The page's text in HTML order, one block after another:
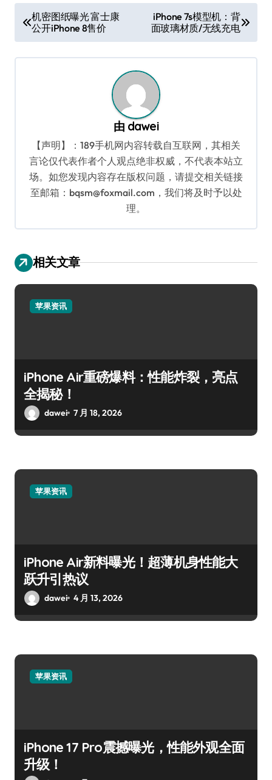
章
导
机密图纸曝光 富士康
公开iPhone 8售价
iPhone 7s模型机：背
面玻璃材质/无线充电
由 dawei
【声明】：189手机网内容转载自互联网，其相关
言论仅代表作者个人观点绝非权威，不代表本站立
场。如您发现内容存在版权问题，请提交相关链接
至邮箱：bqsm@foxmail.com，我们将及时予以处
理。
相关文章
苹果资讯
iPhone Air重磅爆料：性能炸裂，亮点
全揭秘！
dawei 7 月 18, 2026
苹果资讯
iPhone Air新料曝光！超薄机身性能大
跃升引热议
dawei 4 月 13, 2026
苹果资讯
iPhone 17 Pro震撼曝光，性能外观全面
升级！